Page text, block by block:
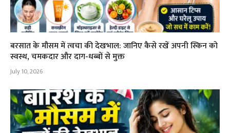
बरसात के मौसम में त्वचा की देखभाल: जानिए कैसे रखें अपनी स्किन को
स्वस्थ, चमकदार और दाग-धब्बों से मुक्त
July 10, 2026